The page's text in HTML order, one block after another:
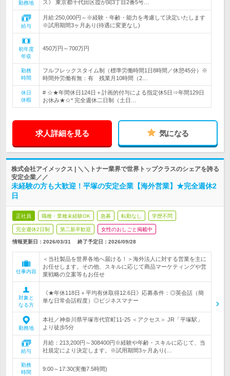
勤務地 ス》 東京都千代田区霞が関3丁目2番5号…
給与
月給:250,000円～※経験・年齢・能力を考慮して決定いたします
※試用期間3ヶ月あり(待遇に変更なし)
初年度
年収
450万円～700万円
勤務
時間
フルフレックスタイム制（標準労働時間1日8時間／休憩45分）※
時間外労働有無：有 残業月10時間（2…
休日
休暇
# ☆★年間休日124日＋計画的付与による指定休5日⇒年間129日
お休み★☆* 完全週休二日制（土日…
求人詳細を見る 気になる
株式会社アイメックス | ＼＼トナー業界で世界トップクラスのシェアを誇る
安定企業／／
未経験の方も大歓迎！平塚の安定企業【海外営業】★完全週休2
日
正社員 職種・業種未経験OK 急募 転勤なし 学歴不問
完全週休2日制 第二新卒歓迎 女性のおしごと掲載中
情報更新日：2026/03/31 終了予定日： 2026/09/28
仕事内容
＜当社製品を世界各地へ届ける！＞海外法人に対する営業を主に
お任せします。その他、スキルに応じて商品マーケティングや営
業戦略の立案等もお任せ
対象と
なる方
《★年休118日＋平均有休取得12.6日》応募条件：◎英会話（簡
単な日常会話程度）◎ビジネスマナー
勤務地
本社／神奈川県平塚市代官町11-25 ＜アクセス＞ JR「平塚駅」
より徒歩5分
給与
月給：213,200円～308400円※経験や年齢・スキルに応じて、当
社規定により決定します。※試用期間3ヶ月あり(…
勤務
時間
9:00～17:30(実働7.5時間)